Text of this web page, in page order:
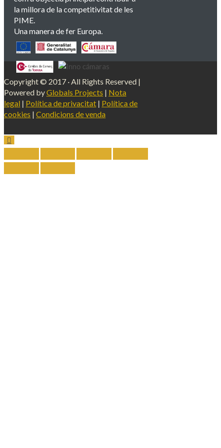
la millora de la competitivitat de les
PIME.
Una manera de fer Europa.
Copyright © 2017 · All Rights Reserved |
Powered byGlobals Projects | Nota
legal | Política de privacitat | Política de
cookies | Condicions de venda